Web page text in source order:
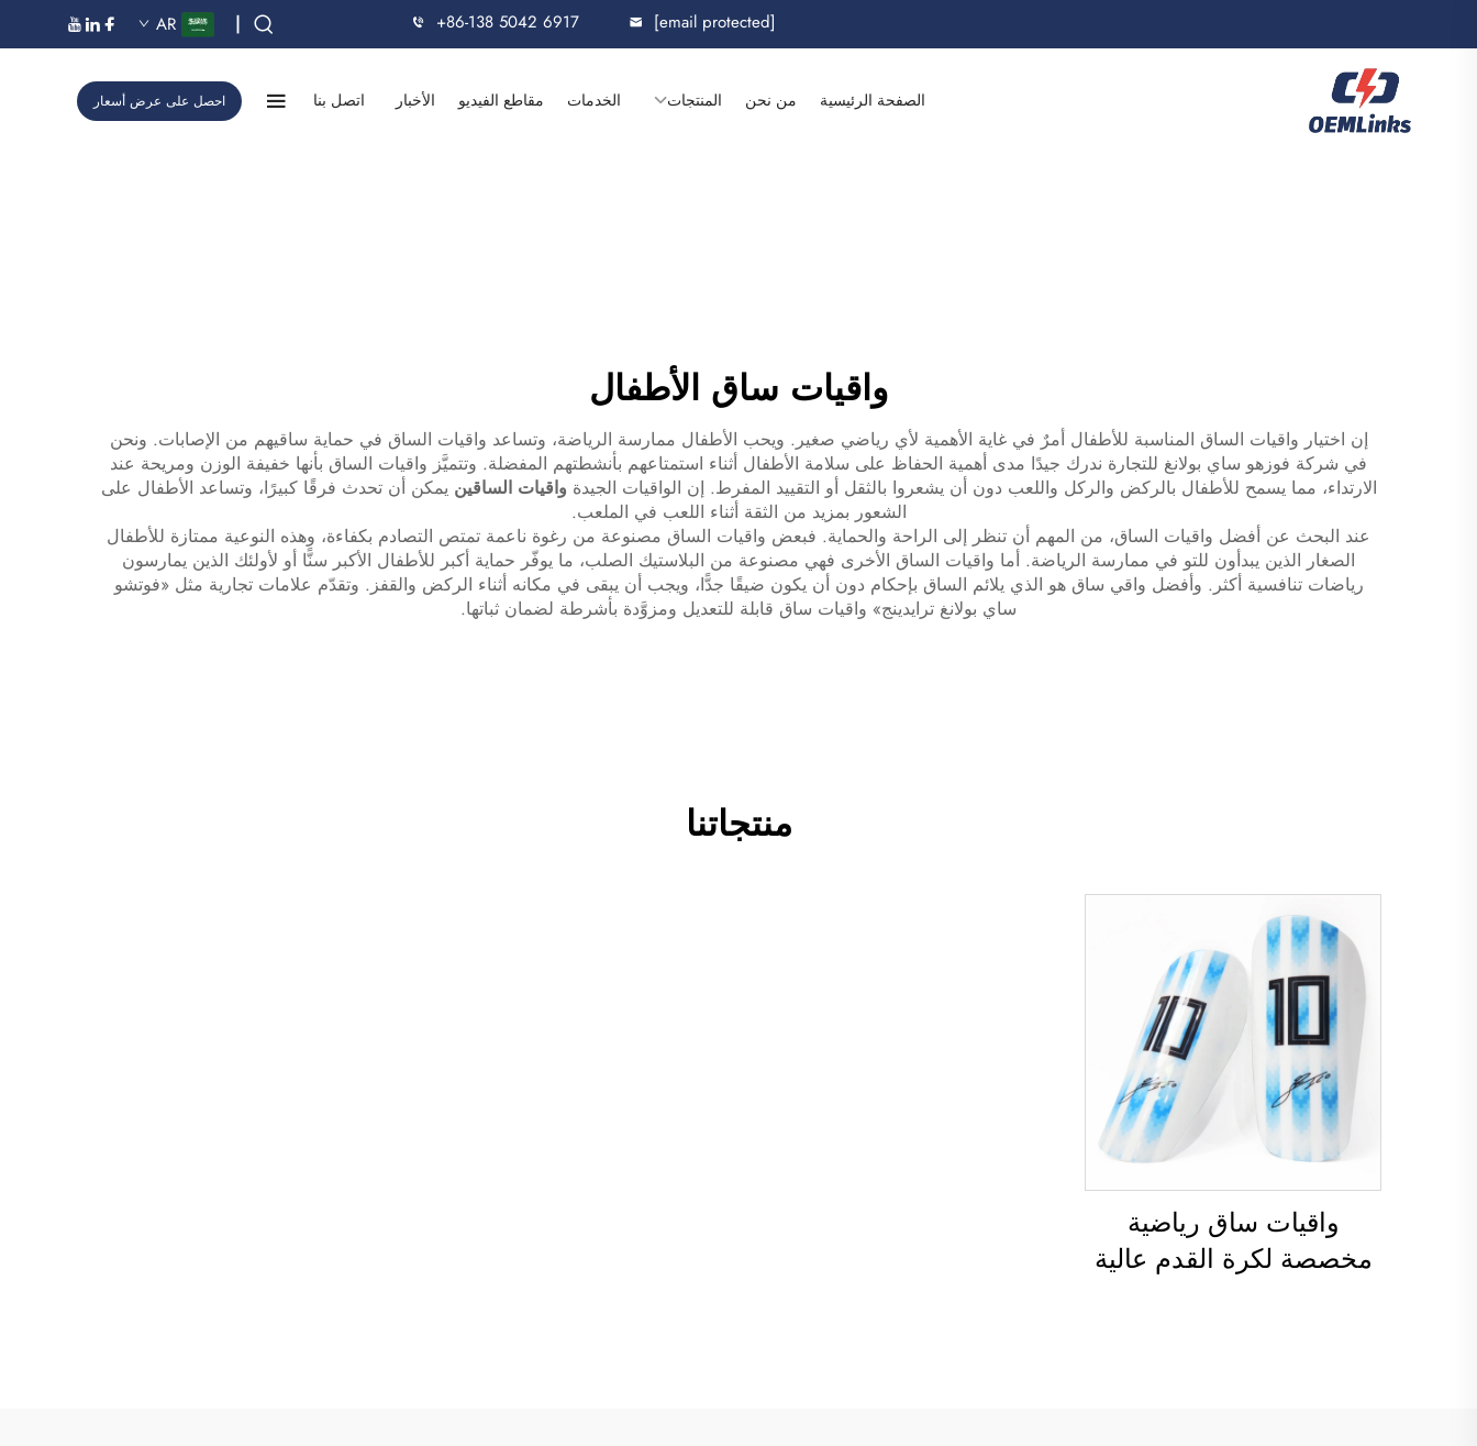
+86-138 5042 6917 [email protected]
|
AR
الصفحة الرئيسية من نحن المنتجات الخدمات مقاطع الفيديو الأخبار اتصل بنا احصل على عرض أسعار
واقيات ساق الأطفال
إن اختيار واقيات الساق المناسبة للأطفال أمرٌ في غاية الأهمية لأي رياضي صغير. ويحب الأطفال ممارسة الرياضة، وتساعد واقيات الساق في حماية ساقيهم من الإصابات. ونحن
في شركة فوزهو ساي بولانغ للتجارة ندرك جيدًا مدى أهمية الحفاظ على سلامة الأطفال أثناء استمتاعهم بأنشطتهم المفضلة. وتتميَّز واقيات الساق بأنها خفيفة الوزن ومريحة عند
الارتداء، مما يسمح للأطفال بالركض والركل واللعب دون أن يشعروا بالثقل أو التقييد المفرط. إن الواقيات الجيدة واقيات الساقينيمكن أن تحدث فرقًا كبيرًا، وتساعد الأطفال على
الشعور بمزيد من الثقة أثناء اللعب في الملعب.
عند البحث عن أفضل واقيات الساق، من المهم أن تنظر إلى الراحة والحماية. فبعض واقيات الساق مصنوعة من رغوة ناعمة تمتص التصادم بكفاءة، وهذه النوعية ممتازة للأطفال
الصغار الذين يبدأون للتو في ممارسة الرياضة. أما واقيات الساق الأخرى فهي مصنوعة من البلاستيك الصلب، ما يوفّر حماية أكبر للأطفال الأكبر سنًّا أو لأولئك الذين يمارسون
رياضات تنافسية أكثر. وأفضل واقي ساق هو الذي يلائم الساق بإحكام دون أن يكون ضيقًا جدًّا، ويجب أن يبقى في مكانه أثناء الركض والقفز. وتقدّم علامات تجارية مثل «فوتشو
ساي بولانغ ترايدينج» واقيات ساق قابلة للتعديل ومزوَّدة بأشرطة لضمان ثباتها.
منتجاتنا
واقيات ساق رياضية
مخصصة لكرة القدم عالية